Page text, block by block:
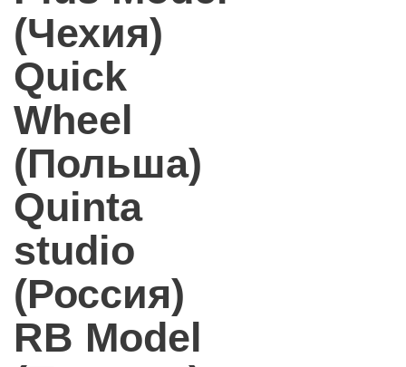
(Чехия)
Quick
Wheel
(Польша)
Quinta
studio
(Россия)
RB Model